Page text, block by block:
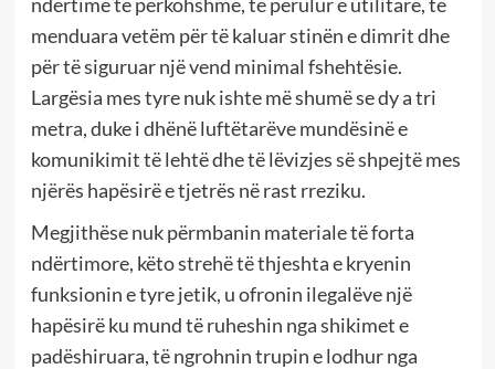
menduara vetëm për të kaluar stinën e dimrit dhe
për të siguruar një vend minimal fshehtësie.
Largësia mes tyre nuk ishte më shumë se dy a tri
metra, duke i dhënë luftëtarëve mundësinë e
komunikimit të lehtë dhe të lëvizjes së shpejtë mes
njërës hapësirë e tjetrës në rast rreziku.
Megjithëse nuk përmbanin materiale të forta
ndërtimore, këto strehë të thjeshta e kryenin
funksionin e tyre jetik, u ofronin ilegalëve një
hapësirë ku mund të ruheshin nga shikimet e
padëshiruara, të ngrohnin trupin e lodhur nga